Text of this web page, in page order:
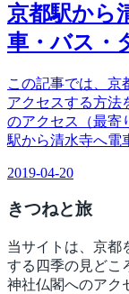
京都駅から
車・バス・
この記事では、京
アクセスする方法
のアクセス（最寄
駅から清水寺へ電
2019-04-20
きつねと旅
当サイトは、京都
する四季の見どこ
神社仏閣へのアク